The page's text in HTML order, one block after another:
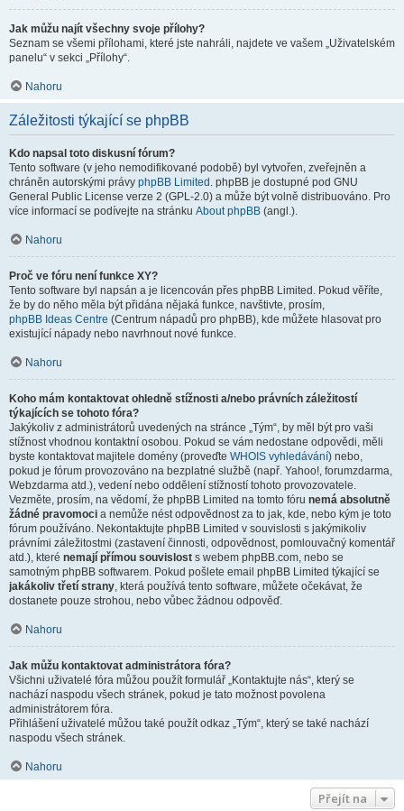
Jak můžu najít všechny svoje přílohy?
Seznam se všemi přílohami, které jste nahráli, najdete ve vašem „Uživatelském
panelu“ v sekci „Přílohy“.
Nahoru
Záležitosti týkající se phpBB
Kdo napsal toto diskusní fórum?
Tento software (v jeho nemodifikované podobě) byl vytvořen, zveřejněn a
chráněn autorskými právy phpBB Limited . phpBB je dostupné pod GNU
General Public License verze 2 (GPL-2.0) a může být volně distribuováno. Pro
více informací se podívejte na stránku About phpBB (angl.).
Nahoru
Proč ve fóru není funkce XY?
Tento software byl napsán a je licencován přes phpBB Limited. Pokud věříte,
že by do něho měla být přidána nějaká funkce, navštivte, prosím,
phpBB Ideas Centre (Centrum nápadů pro phpBB), kde můžete hlasovat pro
existující nápady nebo navrhnout nové funkce.
Nahoru
Koho mám kontaktovat ohledně stížnosti a/nebo právních záležitostí
týkajících se tohoto fóra?
Jakýkoliv z administrátorů uvedených na stránce „Tým“, by měl být pro vaši
stížnost vhodnou kontaktní osobou. Pokud se vám nedostane odpovědi, měli
byste kontaktovat majitele domény (proveďte WHOIS vyhledávání) nebo,
pokud je fórum provozováno na bezplatné službě (např. Yahoo!, forumzdarma,
Webzdarma atd.), vedení nebo oddělení stížností tohoto provozovatele.
Vezměte, prosím, na vědomí, že phpBB Limited na tomto fóru nemá absolutně
žádné pravomoci a nemůže nést odpovědnost za to jak, kde, nebo kým je toto
fórum používáno. Nekontaktujte phpBB Limited v souvislosti s jakýmikoliv
právními záležitostmi (zastavení činnosti, odpovědnost, pomlouvačný komentář
atd.), které nemají přímou souvislost s webem phpBB.com, nebo se
samotným phpBB softwarem. Pokud pošlete email phpBB Limited týkající se
jakákoliv třetí strany, která používá tento software, můžete očekávat, že
dostanete pouze strohou, nebo vůbec žádnou odpověď.
Nahoru
Jak můžu kontaktovat administrátora fóra?
Všichni uživatelé fóra můžou použít formulář „Kontaktujte nás“, který se
nachází naspodu všech stránek, pokud je tato možnost povolena
administrátorem fóra.
Přihlášení uživatelé můžou také použít odkaz „Tým“, který se také nachází
naspodu všech stránek.
Nahoru
Přejít na